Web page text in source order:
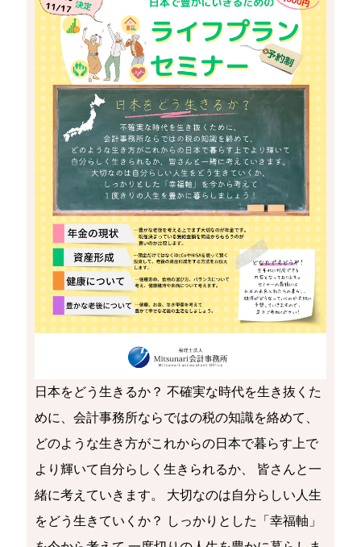
日本をどう生きるか？ 不確実な時代を生き抜くた
めに、会計事務所ならではの税の知識を絡めて、
どのような生き方がこれからの日本で暮らす上で
より輝いて自分らしく生きられるか、 皆さんと一
緒に考えていきます。 大切なのは自分らしい人生
をどう生きていくか？ しっかりとした「幸福軸」